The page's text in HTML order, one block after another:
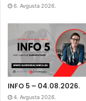
6. Avgusta 2026.
INFO 5 – 04.08.2026.
4. Avgusta 2026.